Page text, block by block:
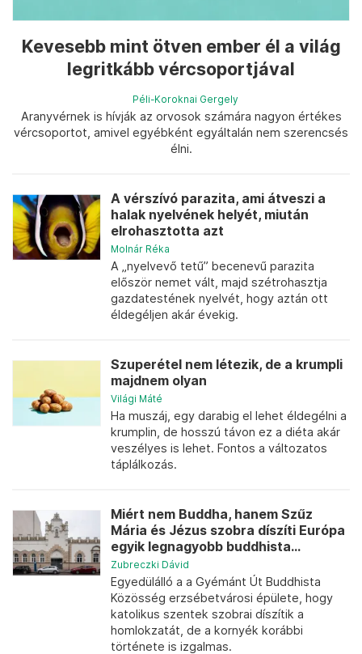
Kevesebb mint ötven ember él a világ
legritkább vércsoportjával
Péli-Koroknai Gergely
Aranyvérnek is hívják az orvosok számára nagyon értékes
vércsoportot, amivel egyébként egyáltalán nem szerencsés
élni.
A vérszívó parazita, ami átveszi a
halak nyelvének helyét, miután
elrohasztotta azt
Molnár Réka
A „nyelvevő tetű” becenevű parazita
először nemet vált, majd szétrohasztja
gazdatestének nyelvét, hogy aztán ott
éldegéljen akár évekig.
Szuperétel nem létezik, de a krumpli
majdnem olyan
Világi Máté
Ha muszáj, egy darabig el lehet éldegélni a
krumplin, de hosszú távon ez a diéta akár
veszélyes is lehet. Fontos a változatos
táplálkozás.
Miért nem Buddha, hanem Szűz
Mária és Jézus szobra díszíti Európa
egyik legnagyobb buddhista...
Zubreczki Dávid
Egyedülálló a a Gyémánt Út Buddhista
Közösség erzsébetvárosi épülete, hogy
katolikus szentek szobrai díszítik a
homlokzatát, de a kornyék korábbi
története is izgalmas.